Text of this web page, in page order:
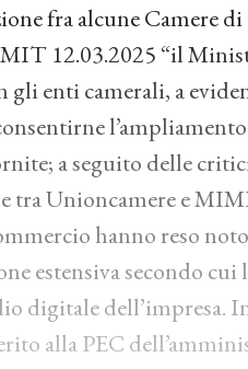
fra alcune Camere
12.03.2025 “il
gli enti camerali, a
a seguito delle
tra Unioncamere e
hanno reso
estensiva secondo
digitale dell’impresa.
alla PEC